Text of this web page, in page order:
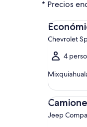
* Precios
Chevrolet
4
Jeep
Camioneta